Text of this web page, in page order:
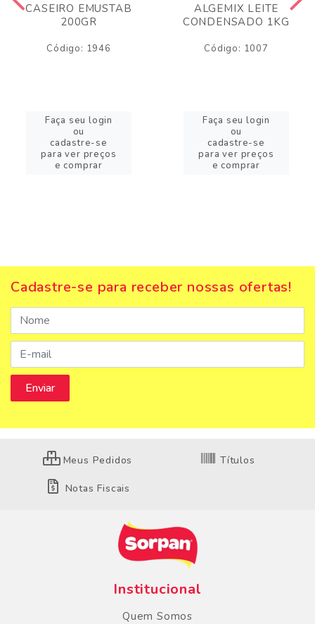
CASEIRO EMUSTAB
200GR
Código: 1946
Faça seu login
ou
cadastre-se
para ver preços
e comprar
ALGEMIX LEITE
CONDENSADO 1KG
Código: 1007
Faça seu login
ou
cadastre-se
para ver preços
e comprar
Cadastre-se para receber nossas ofertas!
Meus Pedidos Títulos
Notas Fiscais
Institucional
Quem Somos